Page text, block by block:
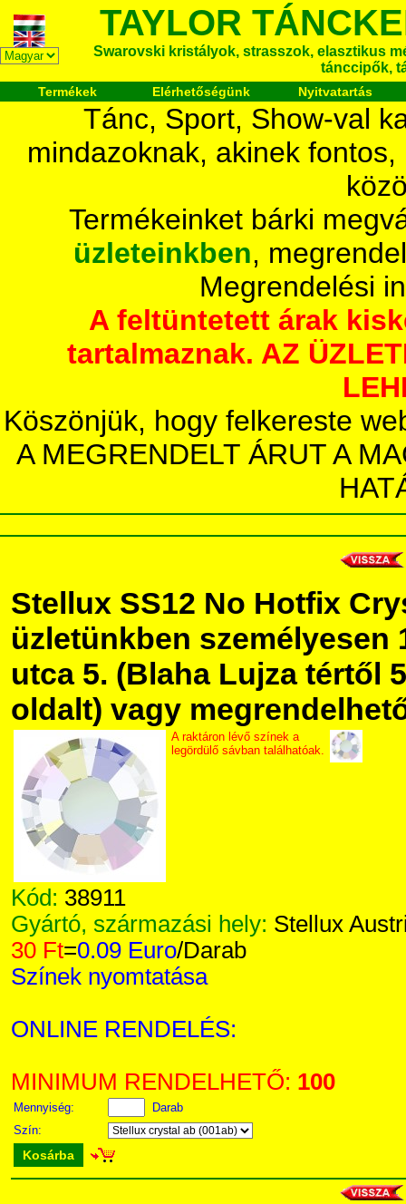
TAYLOR
Swarovski kristályok, strasszok, elasztikus
tánccipők,
Termékek Elérhetőségünk Nyitvatartás
Tánc, Sport, Show-val
mindazoknak, akinek
Termékeinket bárki
üzleteinkben,
Megrendelési
A feltüntetett árak
tartalmaznak. AZ
Köszönjük, hogy felkereste
A MEGRENDELT ÁRUT A
Stellux SS12 No Hotfix
üzletünkben személyesen
utca 5. (Blaha Lujza tértől
oldalt) vagy
A raktáron lévő színek a
legördülő sávban találhatóak.
Kód: 38911
Gyártó, származási hely: Stellux
30 Ft=0.09 Euro/Darab
Színek nyomtatása
ONLINE RENDELÉS:
MINIMUM RENDELHETŐ: 100
Mennyiség:
Darab
Szín:
Kosárba